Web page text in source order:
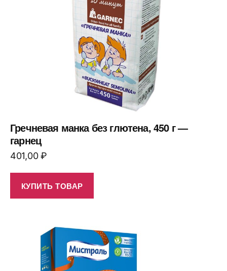
Гречневая манка без глютена, 450 г —
гарнец
401,00₽
КУПИТЬ ТОВАР